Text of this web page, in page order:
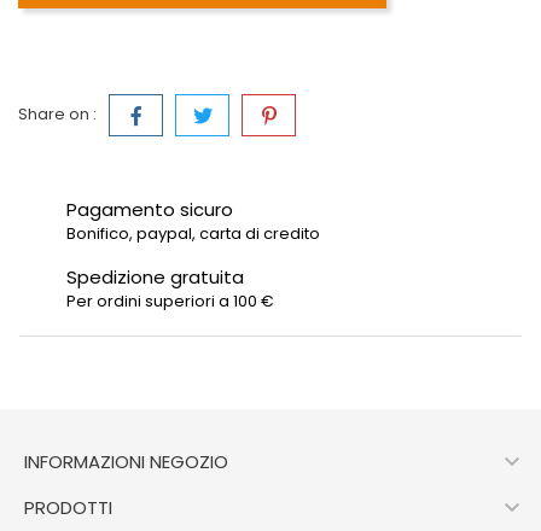
Share on :
Pagamento sicuro
Bonifico, paypal, carta di credito
Spedizione gratuita
Per ordini superiori a 100 €
INFORMAZIONI NEGOZIO 
PRODOTTI 